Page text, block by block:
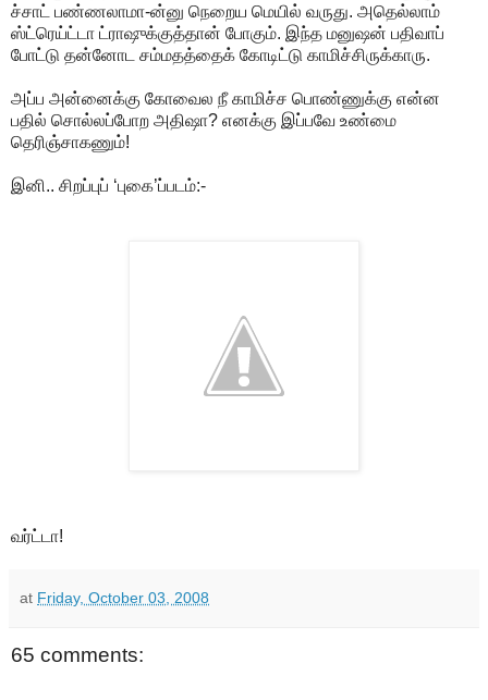
ச்சாட் பண்ணலாமா-ன்னு நெறைய மெயில் வருது. அதெல்லாம்
ஸ்ட்ரெய்ட்டா ட்ராஷுக்குத்தான் போகும். இந்த மனுஷன் பதிவாப்
போட்டு தன்னோட சம்மதத்தைக் கோடிட்டு காமிச்சிருக்காரு.
அப்ப அன்னைக்கு கோவைல நீ காமிச்ச பொண்ணுக்கு என்ன
பதில் சொல்லப்போற அதிஷா? எனக்கு இப்பவே உண்மை
தெரிஞ்சாகணும்!
இனி.. சிறப்புப் ‘புகை’ப்படம்:-
வர்ட்டா!
at Friday, October 03, 2008
65 comments: